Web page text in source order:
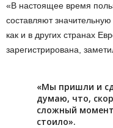
«В настоящее время
составляют
как и в других странах
зарегистрирована,
«Мы пришли и
думаю, что,
сложный
стоило».